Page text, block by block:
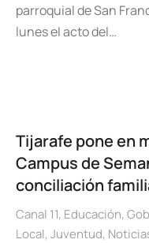
parroquial de San
lunes el acto del…
Tijarafe pone en
Campus de
conciliación
Canal 11, Educación,
Local, Juventud,